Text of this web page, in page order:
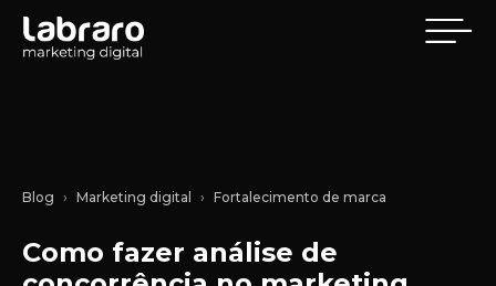
Blog Marketing digital Fortalecimento de marca
Como fazer análise de